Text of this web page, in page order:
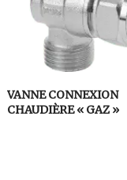
VANNE CONNEXION
CHAUDIÈRE « GAZ »